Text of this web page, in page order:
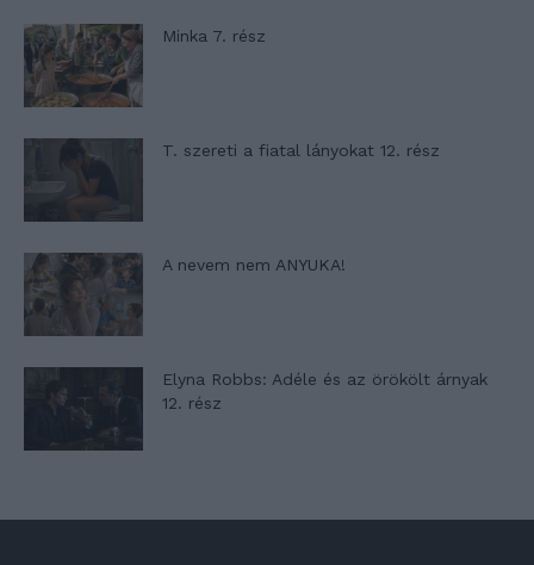
Minka 7. rész
T. szereti a fiatal lányokat 12. rész
A nevem nem ANYUKA!
Elyna Robbs: Adéle és az örökölt árnyak
12. rész